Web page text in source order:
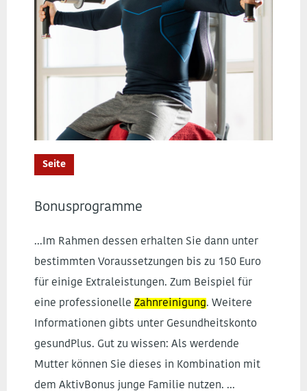
Seite
Bonusprogramme
...Im Rahmen dessen erhalten Sie dann unter
bestimmten Voraussetzungen bis zu 150 Euro
für einige Extraleistungen. Zum Beispiel für
eine professionelle Zahnreinigung. Weitere
Informationen gibts unter Gesundheitskonto
gesundPlus. Gut zu wissen: Als werdende
Mutter können Sie dieses in Kombination mit
dem AktivBonus junge Familie nutzen. ...